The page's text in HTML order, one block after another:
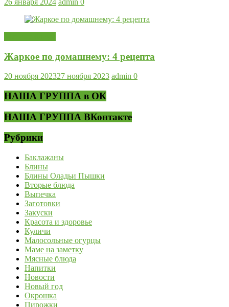
Жаркое по домашнему: 4 рецепта
20 ноября 202327 ноября 2023 admin 0
НАША ГРУППА в ОК
НАША ГРУППА ВКонтакте
Рубрики
Баклажаны
Блины
Блины Оладьи Пышки
Вторые блюда
Выпечка
Заготовки
Закуски
Красота и здоровье
Куличи
Малосольные огурцы
Маме на заметку
Мясные блюда
Напитки
Новости
Новый год
Окрошка
Пирожки